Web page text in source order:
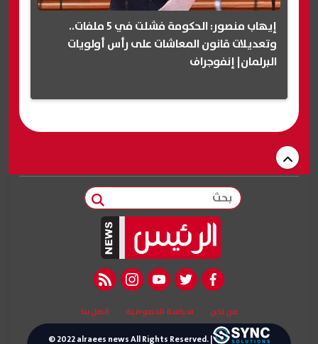
إيهاب منصور: الحكومة فشلت في 5 ملفات..
وتعديلات قانون المعاشات على رأس أولويات
البرلمان| إنفوجراف
بحث
facebook
twitter
youtube
instagram
rss feed
من نحن سياسة الخصوصية اتصل بنا
© 2022 alraees news All Rights Reserved. |